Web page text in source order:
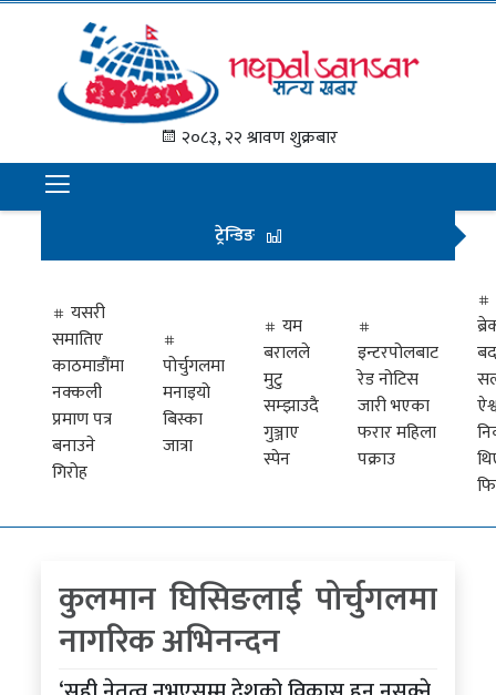
२०८३, २२ श्रावण शुक्रबार
समाचार
राजनीति
अन्तराष्ट्रिय
अर्थ
मनोरञ्जन
प्रवास
खेलकुद
पत्रपत्रिकाबाट
ट्रेन्डिङ
यसरी
समातिए
काठमाडौंमा
नक्कली
प्रमाण पत्र
बनाउने
गिरोह
पोर्चुगलमा
मनाइयो
बिस्का
जात्रा
यम
बरालले
मुटु
सम्झाउदै
गुञ्जाए
स्पेन
इन्टरपोलबाट
रेड नोटिस
जारी भएका
फरार महिला
पक्राउ
कुलमान घिसिङलाई पोर्चुगलमा
नागरिक अभिनन्दन